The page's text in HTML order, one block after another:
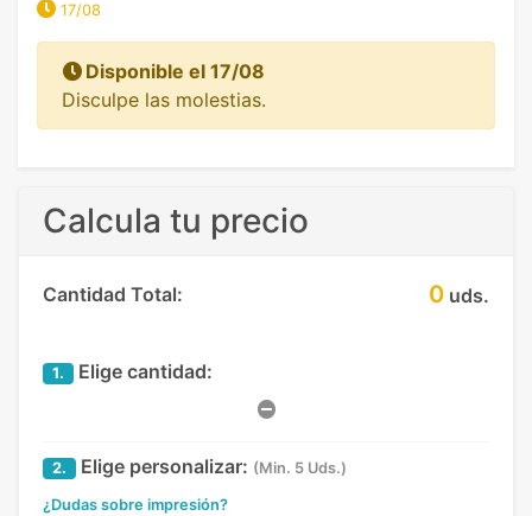
17/08
Disponible el 17/08
Disculpe las molestias.
Calcula tu precio
Cantidad Total: 0 uds.
1. Elige cantidad:
2. Elige personalizar: (Min. 5 Uds.)
¿Dudas sobre impresión?